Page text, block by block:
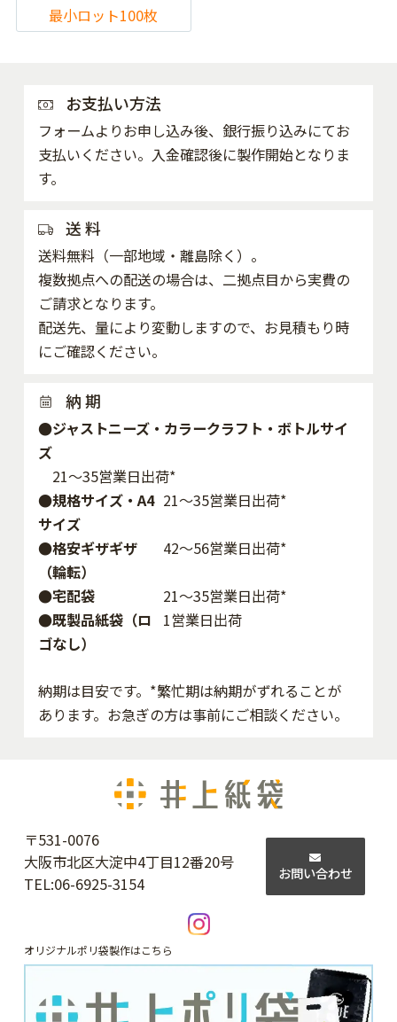
最小ロット100枚
お支払い方法
フォームよりお申し込み後、銀行振り込みにてお
支払いください。入金確認後に製作開始となりま
す。
送 料
送料無料（一部地域・離島除く）。
複数拠点への配送の場合は、二拠点目から実費の
ご請求となります。
配送先、量により変動しますので、お見積もり時
にご確認ください。
納 期
●ジャストニーズ・カラークラフト・ボトルサイ
ズ
21～35営業日出荷*
●規格サイズ・A4
サイズ
21～35営業日出荷*
●格安ギザギザ
（輪転）
42〜56営業日出荷*
●宅配袋
21～35営業日出荷*
●既製品紙袋（ロ
ゴなし）
1営業日出荷
納期は目安です。*繁忙期は納期がずれることが
あります。お急ぎの方は事前にご相談ください。
〒531-0076
大阪市北区大淀中4丁目12番20号
TEL:06-6925-3154
お問い合わせ
オリジナルポリ袋製作はこちら